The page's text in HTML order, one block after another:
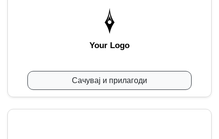
Your Logo
Сачувај и прилагоди